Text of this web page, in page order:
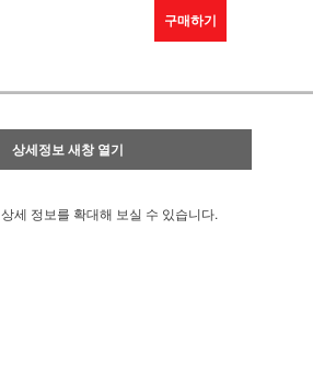
구매하기
상세정보 새창 열기
상세 정보를 확대해 보실 수 있습니다.